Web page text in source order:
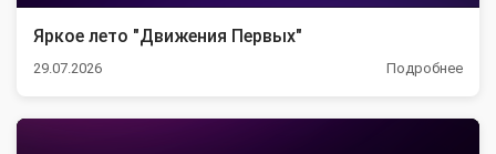
Яркое лето "Движения Первых"
29.07.2026 Подробнее